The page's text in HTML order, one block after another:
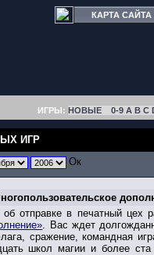
КАРТА САЙТА
ИГРЫ: НОВЫЕ 0-9 A B C
ИГР
об отправке в печатный цех
. Вас ждет
сражение, командная
школ магии и более